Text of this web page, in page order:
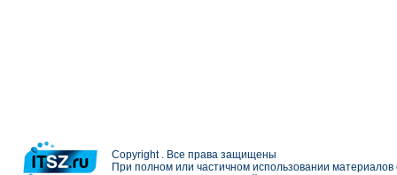
Copyright . Все права защищены
При полном или частичном использовании